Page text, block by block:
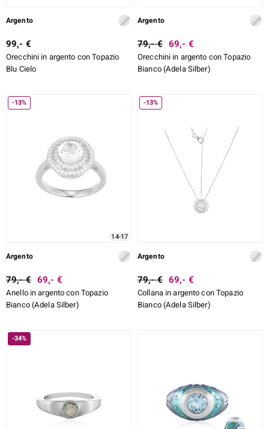
Argento
99,- €
Orecchini in argento con Topazio
Blu Cielo
Argento
79,- € 69,- €
Orecchini in argento con Topazio
Bianco (Adela Silber)
-13%
14-17
Argento
79,- € 69,- €
Anello in argento con Topazio
Bianco (Adela Silber)
-13%
Argento
79,- € 69,- €
Collana in argento con Topazio
Bianco (Adela Silber)
-34%